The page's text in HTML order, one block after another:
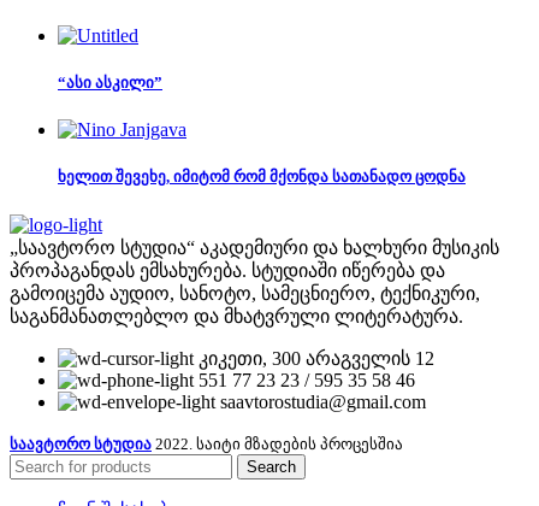
“ასი ასკილი”
ხელით შევეხე, იმიტომ რომ მქონდა სათანადო ცოდნა
„საავტორო სტუდია“ აკადემიური და ხალხური მუსიკის
პროპაგანდას ემსახურება. სტუდიაში იწერება და
გამოიცემა აუდიო, სანოტო, სამეცნიერო, ტექნიკური,
საგანმანათლებლო და მხატვრული ლიტერატურა.
კიკეთი, 300 არაგველის 12
551 77 23 23 / 595 35 58 46
saavtorostudia@gmail.com
საავტორო სტუდია 2022. საიტი მზადების პროცესშია
Search